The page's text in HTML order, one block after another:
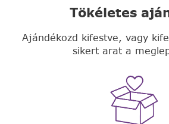
Tökéletes
Ajándékozd kifestve, vagy
sikert arat a